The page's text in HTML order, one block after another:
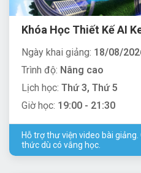
Khóa Học Thiết Kế AI
Ngày khai giảng: 18/08/
Trình độ: Nâng cao
Lịch học: Thứ 3, Thứ 5
Giờ học: 19:00 - 21:30
Hỗ trợ thư viện video bài
thức dù có vắng học.